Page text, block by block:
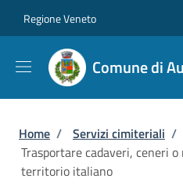
Regione Veneto
Comune di
Briciole di pane
Home / Servizi cimiteriali /
Trasportare cadaveri, ceneri
territorio italiano